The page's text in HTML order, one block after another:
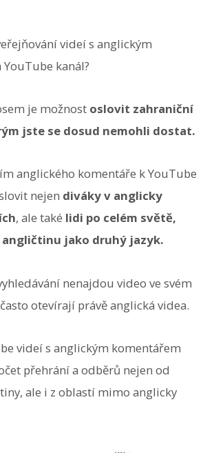
videí s anglickým
kanál?
je možnost oslovit zahraniční
jste se dosud nemohli dostat.
anglického komentáře k YouTube
nejen diváky v anglicky
, ale také lidi po celém světě,
jako druhý jazyk.
nenajdou video ve svém
otevírají právě anglická videa.
videí s anglickým komentářem
přehrání a odběrů nejen od
ale i z oblastí mimo anglicky